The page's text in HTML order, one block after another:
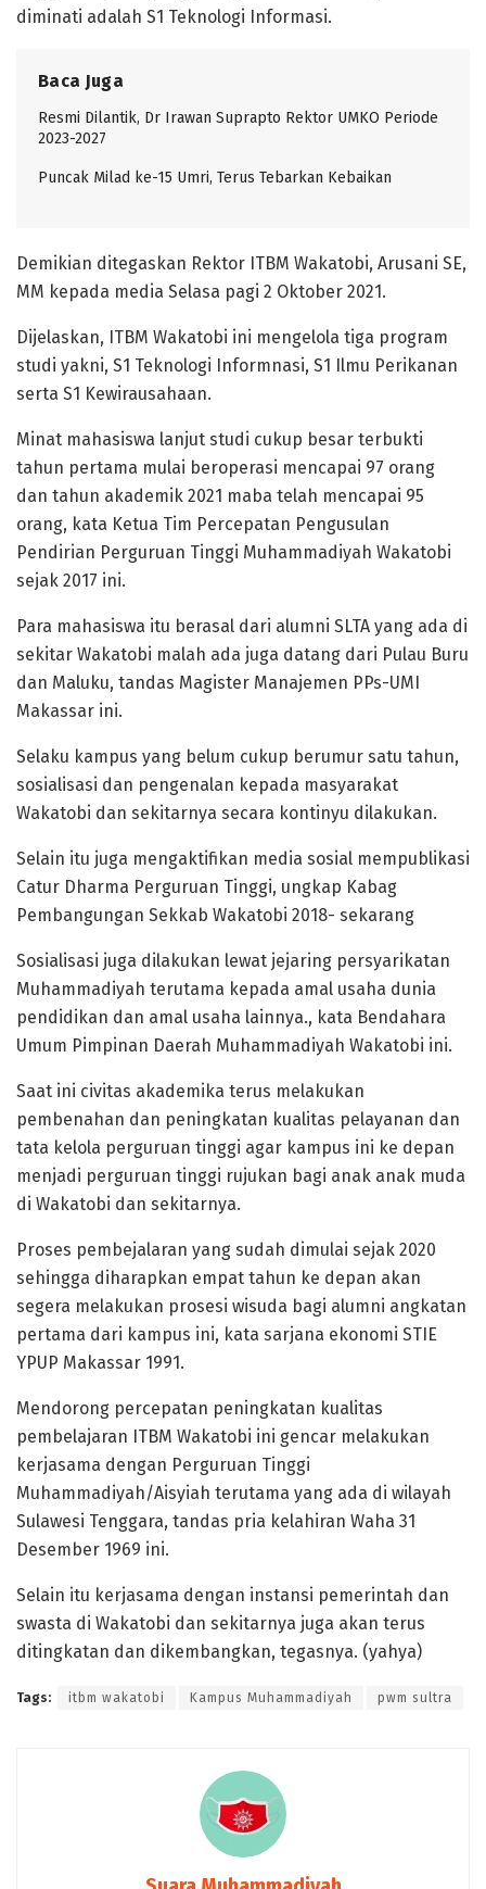
diminati adalah S1 Teknologi Informasi.
Baca Juga
Resmi Dilantik, Dr Irawan Suprapto Rektor UMKO Periode
2023-2027
Puncak Milad ke-15 Umri, Terus Tebarkan Kebaikan
Demikian ditegaskan Rektor ITBM Wakatobi, Arusani SE,
MM kepada media Selasa pagi 2 Oktober 2021.
Dijelaskan, ITBM Wakatobi ini mengelola tiga program
studi yakni, S1 Teknologi Informnasi, S1 Ilmu Perikanan
serta S1 Kewirausahaan.
Minat mahasiswa lanjut studi cukup besar terbukti
tahun pertama mulai beroperasi mencapai 97 orang
dan tahun akademik 2021 maba telah mencapai 95
orang, kata Ketua Tim Percepatan Pengusulan
Pendirian Perguruan Tinggi Muhammadiyah Wakatobi
sejak 2017 ini.
Para mahasiswa itu berasal dari alumni SLTA yang ada di
sekitar Wakatobi malah ada juga datang dari Pulau Buru
dan Maluku, tandas Magister Manajemen PPs-UMI
Makassar ini.
Selaku kampus yang belum cukup berumur satu tahun,
sosialisasi dan pengenalan kepada masyarakat
Wakatobi dan sekitarnya secara kontinyu dilakukan.
Selain itu juga mengaktifikan media sosial mempublikasi
Catur Dharma Perguruan Tinggi, ungkap Kabag
Pembangungan Sekkab Wakatobi 2018- sekarang
Sosialisasi juga dilakukan lewat jejaring persyarikatan
Muhammadiyah terutama kepada amal usaha dunia
pendidikan dan amal usaha lainnya., kata Bendahara
Umum Pimpinan Daerah Muhammadiyah Wakatobi ini.
Saat ini civitas akademika terus melakukan
pembenahan dan peningkatan kualitas pelayanan dan
tata kelola perguruan tinggi agar kampus ini ke depan
menjadi perguruan tinggi rujukan bagi anak anak muda
di Wakatobi dan sekitarnya.
Proses pembejalaran yang sudah dimulai sejak 2020
sehingga diharapkan empat tahun ke depan akan
segera melakukan prosesi wisuda bagi alumni angkatan
pertama dari kampus ini, kata sarjana ekonomi STIE
YPUP Makassar 1991.
Mendorong percepatan peningkatan kualitas
pembelajaran ITBM Wakatobi ini gencar melakukan
kerjasama dengan Perguruan Tinggi
Muhammadiyah/Aisyiah terutama yang ada di wilayah
Sulawesi Tenggara, tandas pria kelahiran Waha 31
Desember 1969 ini.
Selain itu kerjasama dengan instansi pemerintah dan
swasta di Wakatobi dan sekitarnya juga akan terus
ditingkatan dan dikembangkan, tegasnya. (yahya)
Tags: itbm wakatobi Kampus Muhammadiyah pwm sultra